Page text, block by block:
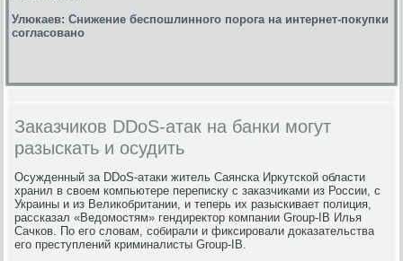
Улюкаев: Снижение беспошлинного порога на интернет-покупки
согласовано
Заказчиков DDoS-атак на банки могут
разыскать и осудить
Осужденный за DDoS-атаки житель Саянска Иркутской области
хранил в своем компьютере переписку с заказчиками из России, с
Украины и из Великобритании, и теперь их разыскивает полиция,
рассказал «Ведомостям» гендиректор компании Group-IB Илья
Сачков. По его словам, собирали и фиксировали доказательства
его преступлений криминалисты Group-IB.